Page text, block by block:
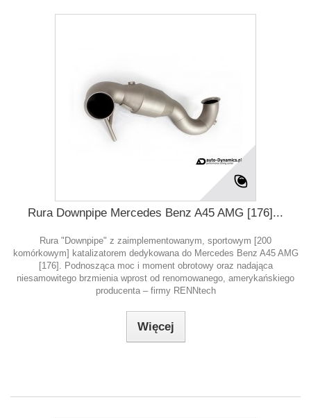
Rura Downpipe Mercedes Benz A45 AMG [176]...
Rura "Downpipe" z zaimplementowanym, sportowym [200
komórkowym] katalizatorem dedykowana do Mercedes Benz A45 AMG
[176]. Podnosząca moc i moment obrotowy oraz nadająca
niesamowitego brzmienia wprost od renomowanego, amerykańskiego
producenta – firmy RENNtech
Więcej